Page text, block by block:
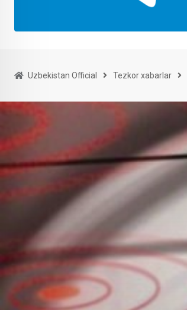
Uzbekistan Official Tezkor xabarlar